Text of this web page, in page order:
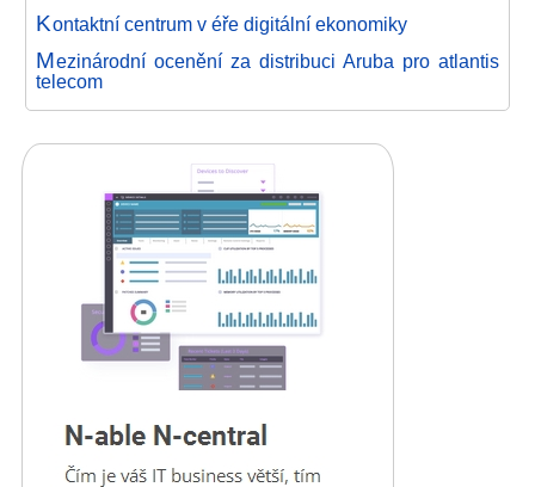
Kontaktní centrum v éře digitální ekonomiky
Mezinárodní ocenění za distribuci Aruba pro atlantis
telecom